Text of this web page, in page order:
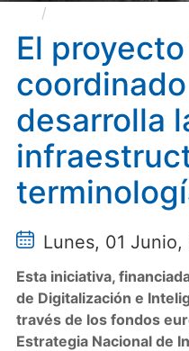
desarrolla la
El
desarrolla
Lunes, 01 Junio,
Esta iniciativa,
de Digitalización e
través de los fondos
Estrategia Nacional de